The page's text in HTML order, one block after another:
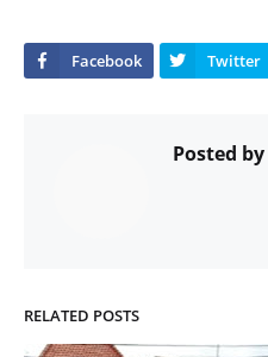
Posted by
RELATED POSTS